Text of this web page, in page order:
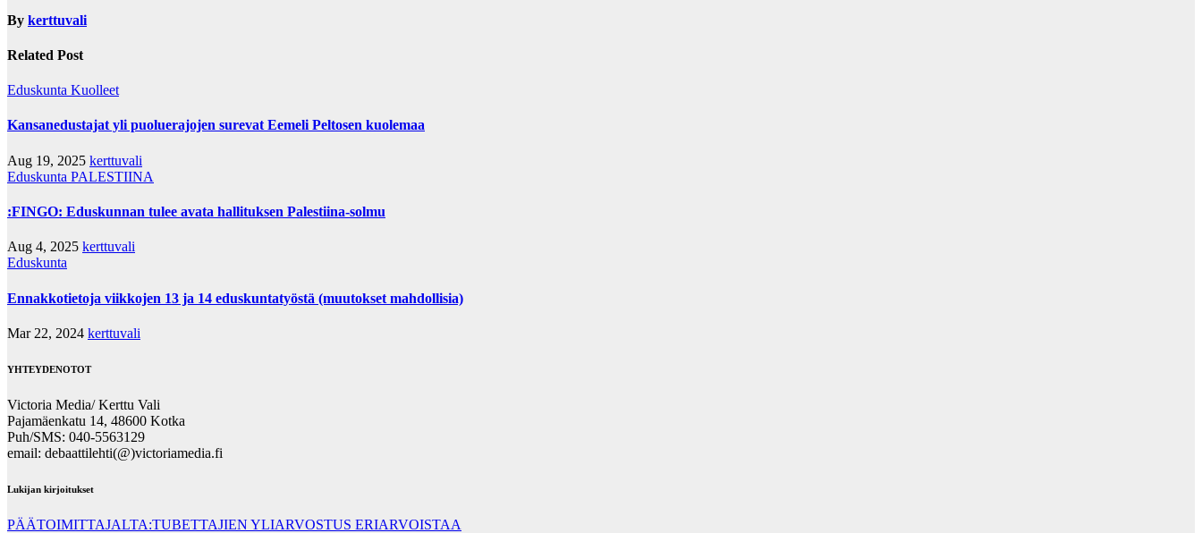
By kerttuvali
Related Post
Eduskunta Kuolleet
Kansanedustajat yli puoluerajojen surevat Eemeli Peltosen kuolemaa
Aug 19, 2025 kerttuvali
Eduskunta PALESTIINA
:FINGO: Eduskunnan tulee avata hallituksen Palestiina-solmu
Aug 4, 2025 kerttuvali
Eduskunta
Ennakkotietoja viikkojen 13 ja 14 eduskuntatyöstä (muutokset mahdollisia)
Mar 22, 2024 kerttuvali
YHTEYDENOTOT
Victoria Media/ Kerttu Vali
Pajamäenkatu 14, 48600 Kotka
Puh/SMS: 040-5563129
email: debaattilehti(@)victoriamedia.fi
Lukijan kirjoitukset
PÄÄTOIMITTAJALTA:TUBETTAJIEN YLIARVOSTUS ERIARVOISTAA